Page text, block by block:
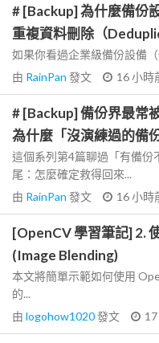
# [Backup] 為什麼備份
重複資料刪除（
如果你看過企業級備份設備
由 RainPan 發文 16 小時
# [Backup] 備份界最常
為什麼「沒演練過的備
這個系列第4篇聊過「有備份
尾：怎麼確定救得回來...
由 RainPan 發文 16 小時
[OpenCV 學習筆記] 2.
(Image Blending)
本文將簡單示範如何使用
的...
由 logohow1020發文